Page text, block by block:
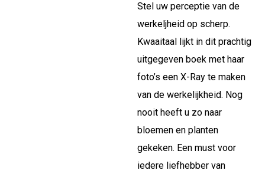
Stel uw perceptie van de
werkeljheid op scherp.
Kwaaitaal lijkt in dit prachtig
uitgegeven boek met haar
foto’s een X-Ray te maken
van de werkelijkheid. Nog
nooit heeft u zo naar
bloemen en planten
gekeken. Een must voor
iedere liefhebber van